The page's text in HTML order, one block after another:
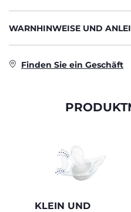
WARNHINWEISE UND
Finden Sie ein Geschäft
KLEIN UND